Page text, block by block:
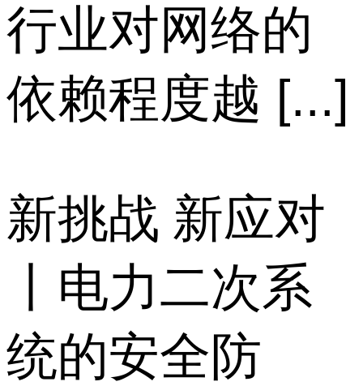
行业对网络的
依赖程度越 [...]
新挑战 新应对
丨电力二次系
统的安全防